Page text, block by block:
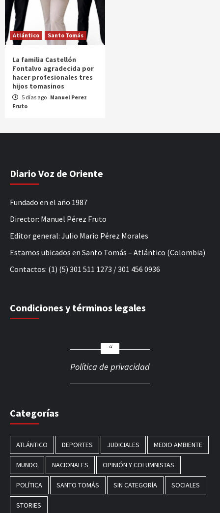
Atlántico Santo Tomás
La familia Castellón
Fontalvo agradecida por
hacer profesionales tres
hijos tomasinos
5 días ago Manuel Perez
Fruto
Diario Voz de Oriente
Fundado en el año 1987
Director: Manuel Pérez Fruto
Editor general: Julio Mario Pérez Morales
Estamos ubicados en Santo Tomás – Atlántico (Colombia)
Contactos: (1) (5) 301 511 1273 / 301 456 0936
Condiciones y términos legales
Política de privacidad
Categorías
ATLÁNTICO DEPORTES JUDICIALES MEDIO AMBIENTE
MUNDO NACIONALES OPINIÓN Y COLUMNISTAS
POLÍTICA SANTO TOMÁS SIN CATEGORÍA SOCIALES
STORIES